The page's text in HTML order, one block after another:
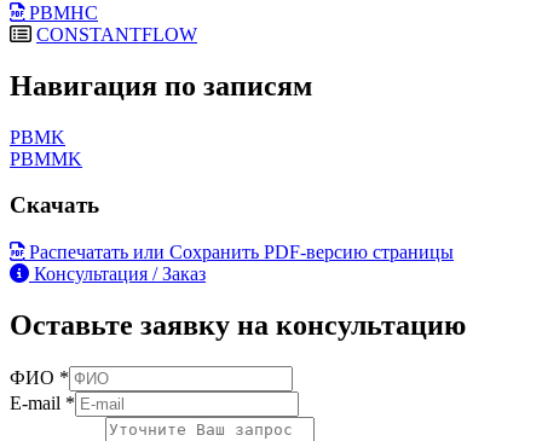
PBMHC
CONSTANTFLOW
Навигация по записям
PBMK
PBMMK
Скачать
Распечатать или Сохранить PDF-версию страницы
Консультация / Заказ
Оставьте заявку на консультацию
ФИО *
E-mail *